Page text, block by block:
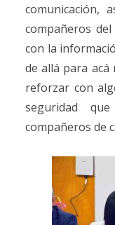
comunicación,
compañeros
con la
de allá para acá
reforzar con
seguridad
compañeros de